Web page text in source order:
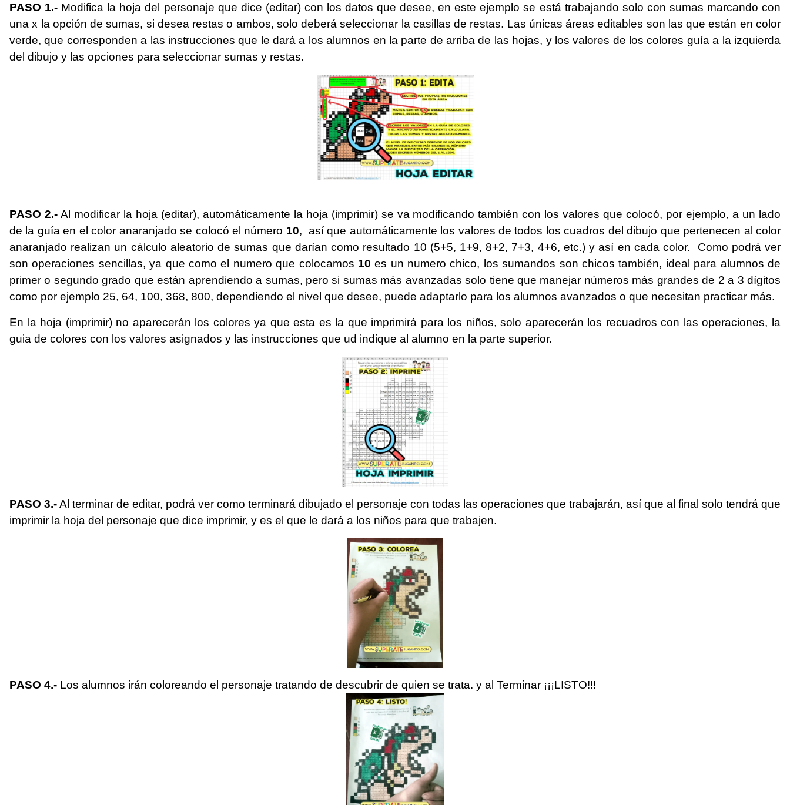
PASO 1.- Modifica la hoja del personaje que dice (editar) con los datos que desee, en este ejemplo se está trabajando solo con sumas marcando con
una x la opción de sumas, si desea restas o ambos, solo deberá seleccionar la casillas de restas. Las únicas áreas editables son las que están en color
verde, que corresponden a las instrucciones que le dará a los alumnos en la parte de arriba de las hojas, y los valores de los colores guía a la izquierda
del dibujo y las opciones para seleccionar sumas y restas.
PASO 2.- Al modificar la hoja (editar), automáticamente la hoja (imprimir) se va modificando también con los valores que colocó, por ejemplo, a un lado
de la guía en el color anaranjado se colocó el número 10, así que automáticamente los valores de todos los cuadros del dibujo que pertenecen al color
anaranjado realizan un cálculo aleatorio de sumas que darían como resultado 10 (5+5, 1+9, 8+2, 7+3, 4+6, etc.) y así en cada color. Como podrá ver
son operaciones sencillas, ya que como el numero que colocamos 10 es un numero chico, los sumandos son chicos también, ideal para alumnos de
primer o segundo grado que están aprendiendo a sumas, pero si sumas más avanzadas solo tiene que manejar números más grandes de 2 a 3 dígitos
como por ejemplo 25, 64, 100, 368, 800, dependiendo el nivel que desee, puede adaptarlo para los alumnos avanzados o que necesitan practicar más.
En la hoja (imprimir) no aparecerán los colores ya que esta es la que imprimirá para los niños, solo aparecerán los recuadros con las operaciones, la
guia de colores con los valores asignados y las instrucciones que ud indique al alumno en la parte superior.
PASO 3.-Al terminar de editar, podrá ver como terminará dibujado el personaje con todas las operaciones que trabajarán, así que al final solo tendrá que
imprimir la hoja del personaje que dice imprimir, y es el que le dará a los niños para que trabajen.
PASO 4.- Los alumnos irán coloreando el personaje tratando de descubrir de quien se trata. y al Terminar ¡¡¡LISTO!!!